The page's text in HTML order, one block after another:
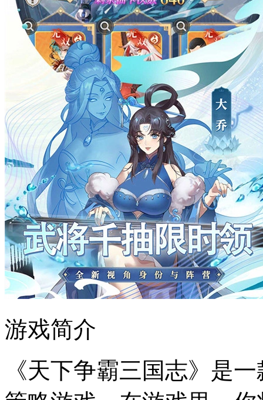
游戏简介
《天下争霸三国志》是